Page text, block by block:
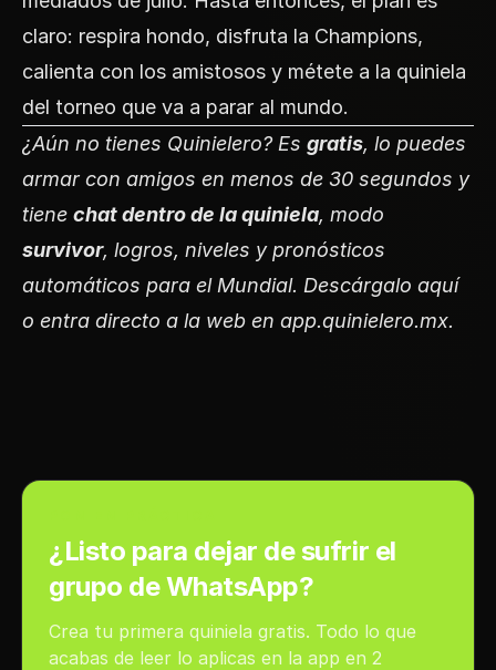
claro: respira hondo, disfruta la Champions,
calienta con los amistosos y métete a la quiniela
del torneo que va a parar al mundo.
¿Aún no tienes Quinielero? Es gratis, lo puedes
armar con amigos en menos de 30 segundos y
tiene chat dentro de la quiniela, modo
survivor, logros, niveles y pronósticos
automáticos para el Mundial. Descárgalo aquí
o entra directo a la web en app.quinielero.mx.
¿Listo para dejar de sufrir el
grupo de WhatsApp?
Crea tu primera quiniela gratis. Todo lo que
acabas de leer lo aplicas en la app en 2